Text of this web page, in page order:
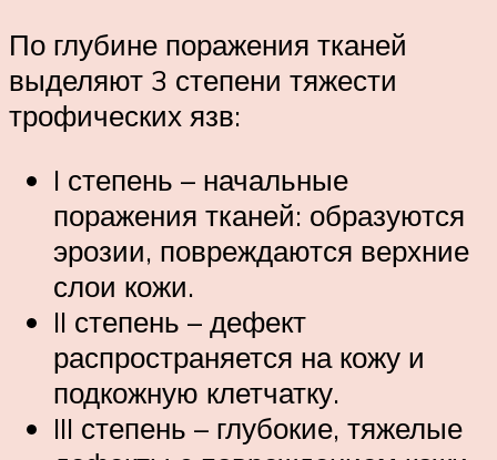
По глубине поражения тканей
выделяют 3 степени тяжести
трофических язв:
I степень – начальные
поражения тканей: образуются
эрозии, повреждаются верхние
слои кожи.
II степень – дефект
распространяется на кожу и
подкожную клетчатку.
III степень – глубокие, тяжелые